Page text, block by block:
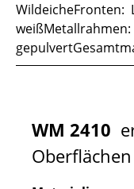
WildeicheFronten:
WM 2410
Oberflächen